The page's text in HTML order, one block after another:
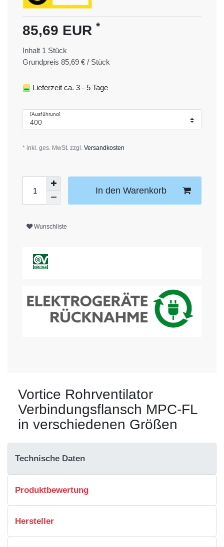
85,69 EUR *
Inhalt 1 Stück
Grundpreis 85,69 € / Stück
Lieferzeit ca. 3 - 5 Tage
[Ausführung]
* inkl. ges. MwSt. zzgl. Versandkosten
In den Warenkorb
Wunschliste
Vortice Rohrventilator
Verbindungsflansch MPC-FL
in verschiedenen Größen
Technische Daten
Produktbewertung
Hersteller